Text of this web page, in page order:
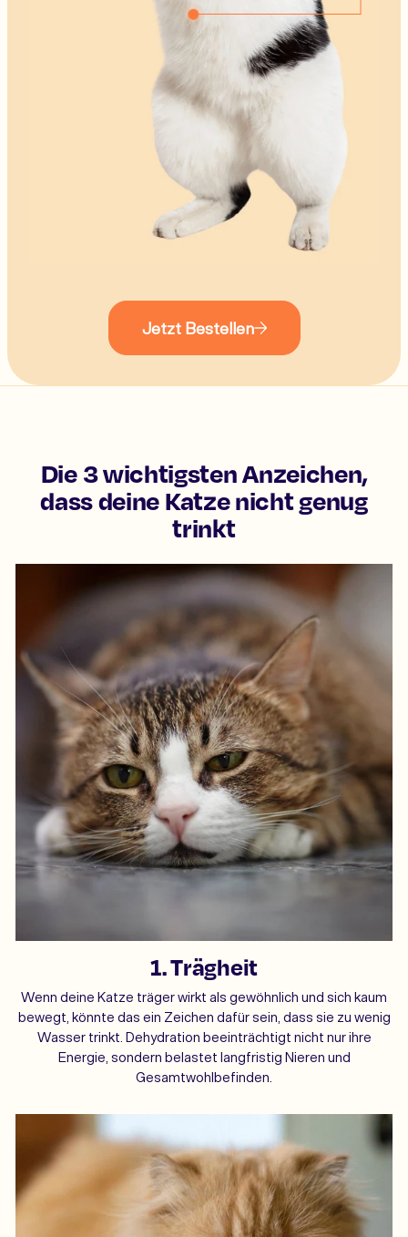
Jetzt Bestellen
Die 3 wichtigsten Anzeichen,
dass deine Katze nicht genug
trinkt
1. Trägheit
Wenn deine Katze träger wirkt als gewöhnlich und sich kaum
bewegt, könnte das ein Zeichen dafür sein, dass sie zu wenig
Wasser trinkt. Dehydration beeinträchtigt nicht nur ihre
Energie, sondern belastet langfristig Nieren und
Gesamtwohlbefinden.